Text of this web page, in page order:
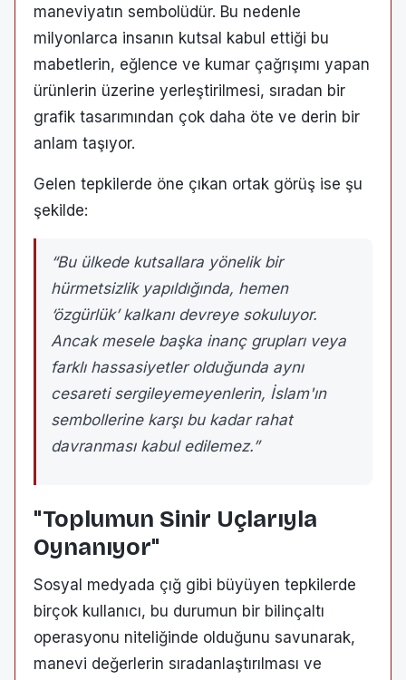
maneviyatın sembolüdür. Bu nedenle
milyonlarca insanın kutsal kabul ettiği bu
mabetlerin, eğlence ve kumar çağrışımı yapan
ürünlerin üzerine yerleştirilmesi, sıradan bir
grafik tasarımından çok daha öte ve derin bir
anlam taşıyor.
Gelen tepkilerde öne çıkan ortak görüş ise şu
şekilde:
“Bu ülkede kutsallara yönelik bir
hürmetsizlik yapıldığında, hemen
‘özgürlük’ kalkanı devreye sokuluyor.
Ancak mesele başka inanç grupları veya
farklı hassasiyetler olduğunda aynı
cesareti sergileyemeyenlerin, İslam'ın
sembollerine karşı bu kadar rahat
davranması kabul edilemez.”
"Toplumun Sinir Uçlarıyla
Oynanıyor"
Sosyal medyada çığ gibi büyüyen tepkilerde
birçok kullanıcı, bu durumun bir bilinçaltı
operasyonu niteliğinde olduğunu savunarak,
manevi değerlerin sıradanlaştırılması ve